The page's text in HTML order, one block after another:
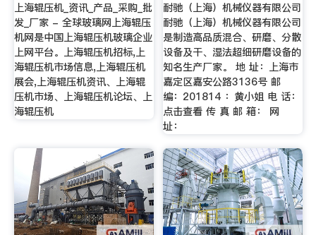
上海辊压机_资讯_产品_采购_批
发_厂家 - 全球玻璃网上海辊压
机网是中国上海辊压机玻璃企业
上网平台。上海辊压机招标,上
海辊压机市场信息,上海辊压机
展会,上海辊压机资讯、上海辊
压机市场、上海辊压机论坛、上
海辊压机
耐驰（上海）机械仪器有限公司
耐驰（上海）机械仪器有限公司
是制造高品质混合、研磨、分散
设备及干、湿法超细研磨设备的
知名生产厂家。 地 址：上海市
嘉定区嘉安公路3136号 邮
编：201814 ：黄小姐 电 话：
点击查看 传 真 邮 箱： 网
址：